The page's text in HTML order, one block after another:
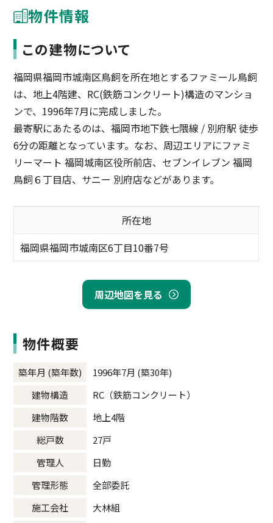
物件情報
この建物について
福岡県福岡市城南区鳥飼を所在地とするファミール鳥飼
は、地上4階建、RC(鉄筋コンクリート)構造のマンショ
ンで、1996年7月に完成しました。
最寄駅にあたるのは、福岡市地下鉄七隈線 / 別府駅 徒歩
6分の距離となっています。なお、周辺エリアにファミ
リーマート 福岡城南区役所前店、セブンイレブン 福岡
鳥飼６丁目店、サニー 別府店などがあります。
所在地
福岡県福岡市城南区6丁目10番7号
周辺地図を見る
物件概要
築年月 (築年数)
1996年7月 (築30年)
建物構造
RC（鉄筋コンクリート）
建物階数
地上4階
総戸数
27戸
管理人
日勤
管理形態
全部委託
施工会社
大林組